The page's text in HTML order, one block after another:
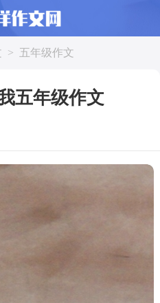
> 五年级作文
五年级作文